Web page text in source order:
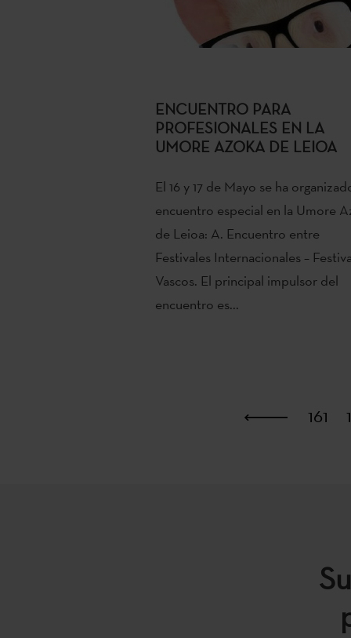
ENCUENTRO PARA
PROFESIONALES EN LA
UMORE AZOKA DE LEIOA
El 16 y 17 de Mayo se ha
encuentro especial en la Umore
de Leioa: A. Encuentro entre
Festivales Internacionales –
Vascos. El principal impulsor del
encuentro es...
Primera
161